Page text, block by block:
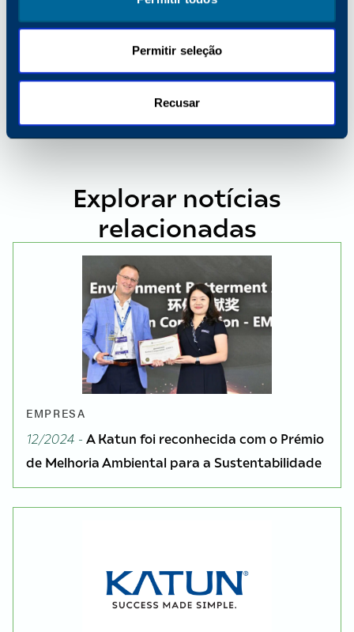
Permitir seleção
Recusar
PARTILHAR
Explorar notícias
relacionadas
EMPRESA
12/2024 - A Katun foi reconhecida com o Prémio
de Melhoria Ambiental para a Sustentabilidade